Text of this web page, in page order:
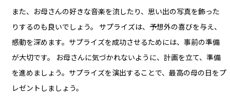
また、お母さんの好きな音楽を流したり、思い出の写真を飾った
りするのも良いでしょう。 サプライズは、予想外の喜びを与え、
感動を深めます。サプライズを成功させるためには、事前の準備
が大切です。 お母さんに気づかれないように、計画を立て、準備
を進めましょう。サプライズを演出することで、最高の母の日をプ
レゼントしましょう。